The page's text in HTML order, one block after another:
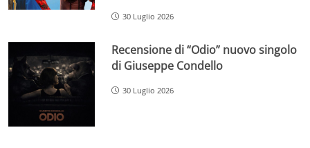
30 Luglio 2026
Recensione di “Odio” nuovo singolo
di Giuseppe Condello
30 Luglio 2026